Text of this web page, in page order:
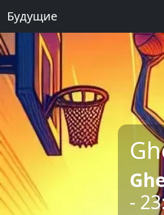
Будущие
-